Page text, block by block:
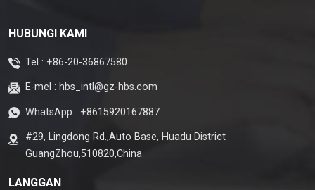
HUBUNGI KAMI
Tel : +86-20-36867580
E-mel : hbs_intl@gz-hbs.com
WhatsApp : +8615920167887
#29, Lingdong Rd.,Auto Base, Huadu District
GuangZhou,510820,China
LANGGAN